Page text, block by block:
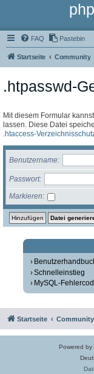
FAQ Pastebin
Startseite Community
.htpasswd-
Mit diesem Formular
lassen. Diese Datei
.htaccess-
Benutzername
Passwort
Markieren
Schnelleinstieg
MySQL-
Startseite Community
Powered by